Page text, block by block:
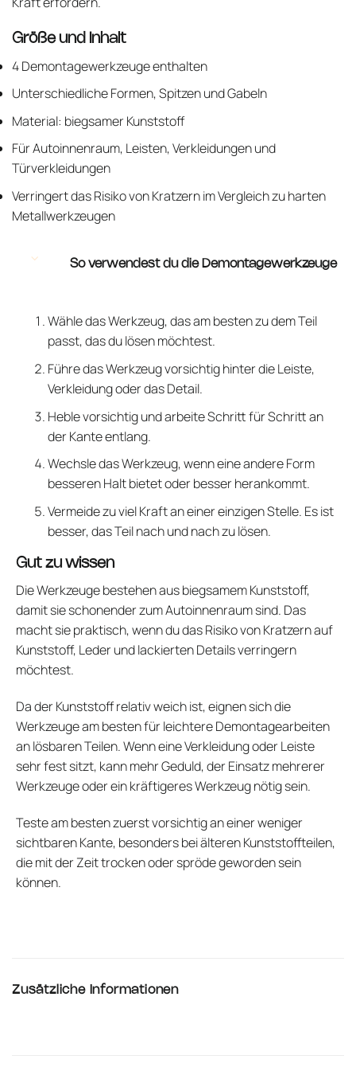
Größe und Inhalt
4 Demontagewerkzeuge enthalten
Unterschiedliche Formen, Spitzen und Gabeln
Material: biegsamer Kunststoff
Für Autoinnenraum, Leisten, Verkleidungen und
Türverkleidungen
Verringert das Risiko von Kratzern im Vergleich zu harten
Metallwerkzeugen
So verwendest du die Demontagewerkzeuge
Wähle das Werkzeug, das am besten zu dem Teil
passt, das du lösen möchtest.
Führe das Werkzeug vorsichtig hinter die Leiste,
Verkleidung oder das Detail.
Heble vorsichtig und arbeite Schritt für Schritt an
der Kante entlang.
Wechsle das Werkzeug, wenn eine andere Form
besseren Halt bietet oder besser herankommt.
Vermeide zu viel Kraft an einer einzigen Stelle. Es ist
besser, das Teil nach und nach zu lösen.
Gut zu wissen
Die Werkzeuge bestehen aus biegsamem Kunststoff,
damit sie schonender zum Autoinnenraum sind. Das
macht sie praktisch, wenn du das Risiko von Kratzern auf
Kunststoff, Leder und lackierten Details verringern
möchtest.
Da der Kunststoff relativ weich ist, eignen sich die
Werkzeuge am besten für leichtere Demontagearbeiten
an lösbaren Teilen. Wenn eine Verkleidung oder Leiste
sehr fest sitzt, kann mehr Geduld, der Einsatz mehrerer
Werkzeuge oder ein kräftigeres Werkzeug nötig sein.
Teste am besten zuerst vorsichtig an einer weniger
sichtbaren Kante, besonders bei älteren Kunststoffteilen,
die mit der Zeit trocken oder spröde geworden sein
können.
Zusätzliche Informationen